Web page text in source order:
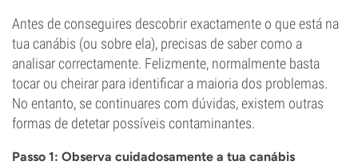
Antes de conseguires descobrir exactamente o que está na
tua canábis (ou sobre ela), precisas de saber como a
analisar correctamente. Felizmente, normalmente basta
tocar ou cheirar para identificar a maioria dos problemas.
No entanto, se continuares com dúvidas, existem outras
formas de detetar possíveis contaminantes.
Passo 1: Observa cuidadosamente a tua canábis